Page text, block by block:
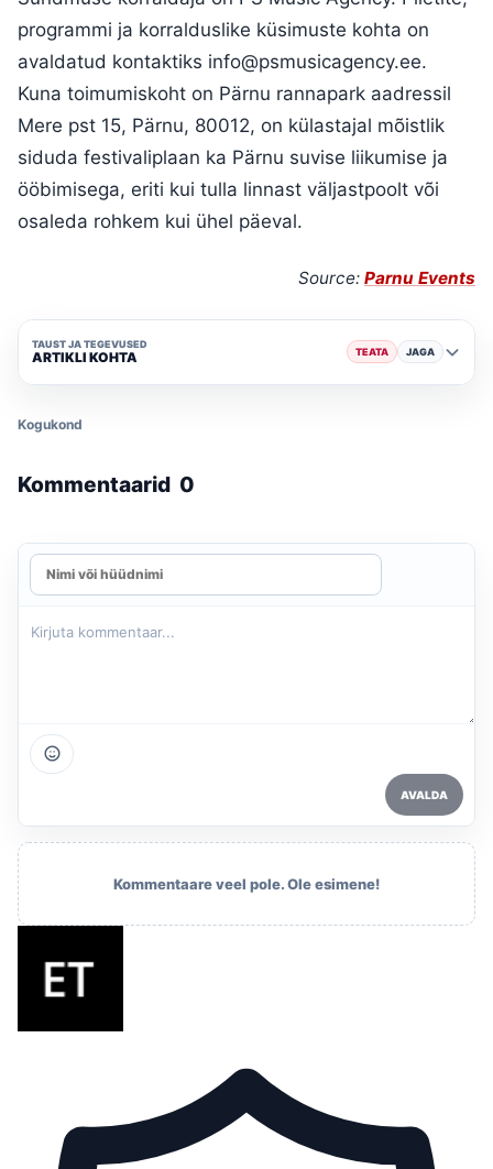
programmi ja korralduslike küsimuste kohta on
avaldatud kontaktiks info@psmusicagency.ee.
Kuna toimumiskoht on Pärnu rannapark aadressil
Mere pst 15, Pärnu, 80012, on külastajal mõistlik
siduda festivaliplaan ka Pärnu suvise liikumise ja
ööbimisega, eriti kui tulla linnast väljastpoolt või
osaleda rohkem kui ühel päeval.
Source: Parnu Events
TAUST JA TEGEVUSED
ARTIKLI KOHTA TEATA JAGA
Kogukond
Kommentaarid 0
AVALDA
Kommentaare veel pole. Ole esimene!